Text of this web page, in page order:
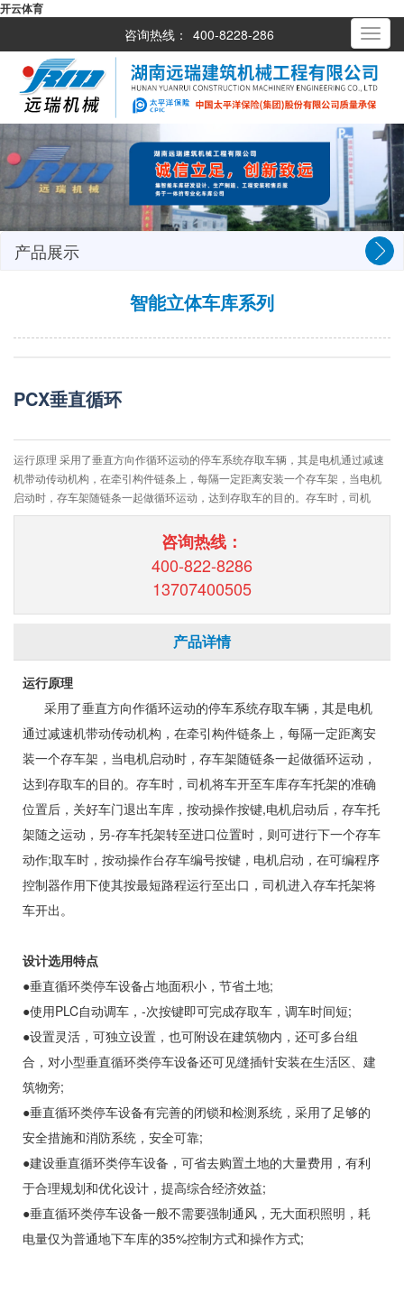
开云体育
咨询热线： 400-8228-286
产品展示
智能立体车库系列
PCX垂直循环
运行原理 采用了垂直方向作循环运动的停车系统存取车辆，其是电机通过减速
机带动传动机构，在牵引构件链条上，每隔一定距离安装一个存车架，当电机
启动时，存车架随链条一起做循环运动，达到存取车的目的。存车时，司机
咨询热线：
400-822-8286
13707400505
产品详情
运行原理
采用了垂直方向作循环运动的停车系统存取车辆，其是电机
通过减速机带动传动机构，在牵引构件链条上，每隔一定距离安
装一个存车架，当电机启动时，存车架随链条一起做循环运动，
达到存取车的目的。存车时，司机将车开至车库存车托架的准确
位置后，关好车门退出车库，按动操作按键,电机启动后，存车托
架随之运动，另-存车托架转至进口位置时，则可进行下一个存车
动作;取车时，按动操作台存车编号按键，电机启动，在可编程序
控制器作用下使其按最短路程运行至出口，司机进入存车托架将
车开出。
设计选用特点
●垂直循环类停车设备占地面积小，节省土地;
●使用PLC自动调车，-次按键即可完成存取车，调车时间短;
●设置灵活，可独立设置，也可附设在建筑物内，还可多台组
合，对小型垂直循环类停车设备还可见缝插针安装在生活区、建
筑物旁;
●垂直循环类停车设备有完善的闭锁和检测系统，采用了足够的
安全措施和消防系统，安全可靠;
●建设垂直循环类停车设备，可省去购置土地的大量费用，有利
于合理规划和优化设计，提高综合经济效益;
●垂直循环类停车设备一般不需要强制通风，无大面积照明，耗
电量仅为普通地下车库的35%控制方式和操作方式;
Toggle